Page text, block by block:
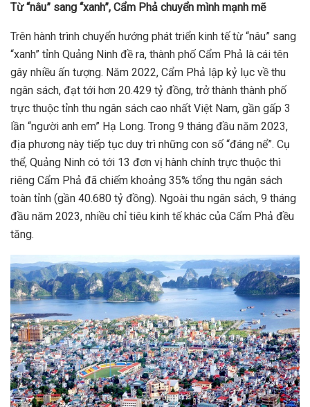
Từ “nâu” sang “xanh”, Cẩm Phả chuyển mình mạnh mẽ
Trên hành trình chuyển hướng phát triển kinh tế từ “nâu” sang
“xanh” tỉnh Quảng Ninh đề ra, thành phố Cẩm Phả là cái tên
gây nhiều ấn tượng. Năm 2022, Cẩm Phả lập kỷ lục về thu
ngân sách, đạt tới hơn 20.429 tỷ đồng, trở thành thành phố
trực thuộc tỉnh thu ngân sách cao nhất Việt Nam, gần gấp 3
lần “người anh em” Hạ Long. Trong 9 tháng đầu năm 2023,
địa phương này tiếp tục duy trì những con số “đáng nể”. Cụ
thể, Quảng Ninh có tới 13 đơn vị hành chính trực thuộc thì
riêng Cẩm Phả đã chiếm khoảng 35% tổng thu ngân sách
toàn tỉnh (gần 40.680 tỷ đồng). Ngoài thu ngân sách, 9 tháng
đầu năm 2023, nhiều chỉ tiêu kinh tế khác của Cẩm Phả đều
tăng.